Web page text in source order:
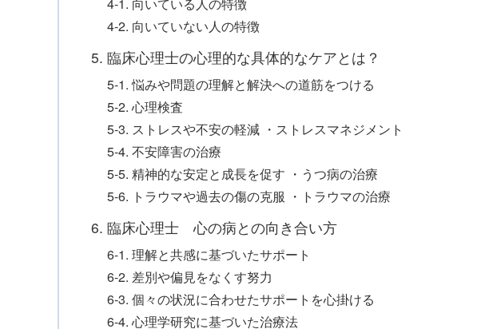
4-2. 向いていない人の特徴
5. 臨床心理士の心理的な具体的なケアとは？
5-1. 悩みや問題の理解と解決への道筋をつける
5-2. 心理検査
5-3. ストレスや不安の軽減 ・ストレスマネジメント
5-4. 不安障害の治療
5-5. 精神的な安定と成長を促す ・うつ病の治療
5-6. トラウマや過去の傷の克服 ・トラウマの治療
6. 臨床心理士 心の病との向き合い方
6-1. 理解と共感に基づいたサポート
6-2. 差別や偏見をなくす努力
6-3. 個々の状況に合わせたサポートを心掛ける
6-4. 心理学研究に基づいた治療法